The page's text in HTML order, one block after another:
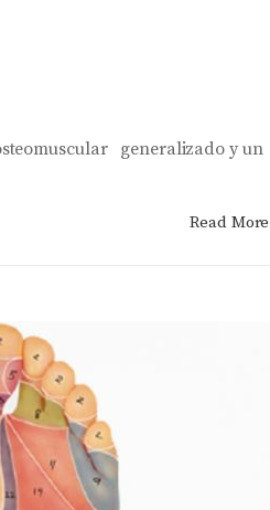
generalizado y un
Read More